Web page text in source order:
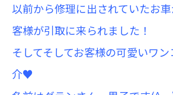
以前から修理に出されていたお
客様が引取に来られました！
そしてそしてお客様の可愛いワ
介♥